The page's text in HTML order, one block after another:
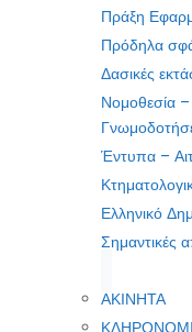
Πράξη
Πρόδηλα
Δασικές
Νομοθεσία
Έντυπα –
Ελληνικό
Σημαντικές
ΑΚΙΝΗΤΑ